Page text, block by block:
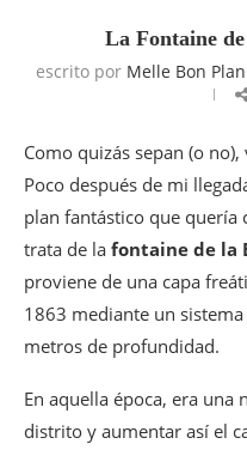
La Fontaine
escrito por Melle Bon Plan
Como quizás sepan (o no),
Poco después de mi
plan fantástico que quería
trata de la fontaine de la
proviene de una capa
1863 mediante un
metros de profundidad.
En aquella época, era una
distrito y aumentar así el